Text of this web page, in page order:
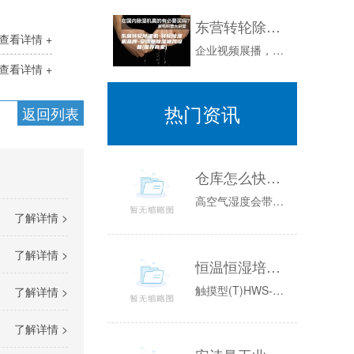
看详情 +
看详情 +
返回列表
了解详情 >
了解详情 >
了解详情 >
了解详情 >
东营转轮除湿机-转轮除湿机品牌-安诗曼除湿通风设备(推荐商家)
企业视频展播，请点击播放视频作者：潍城区经销中心转轮除湿机的主要结构为一个不断转动的蜂窝状转轮。干燥转轮是除湿机中吸收水分***为重要部分，...
热门资讯
仓库怎么快速除湿 仓库如何除湿
高空气湿度会带来室内湿度问题。当气温升高时，霉菌和细菌就会滋生。这对大家的生产、储存、生活和工作都是非常不利的。应该采取哪些有效措施？如遇连...
恒温恒湿培养箱（ASM）系列升级款
触摸型(T)HWS-80THWS-150THWS-250T方式强制对流性能使用温度范围无加湿：0~65℃；有加湿：10~65℃温度分辨率0....